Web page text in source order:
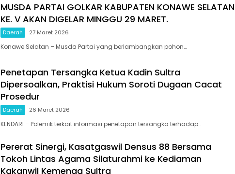
MUSDA PARTAI GOLKAR KABUPATEN KONAWE SELATAN
KE. V AKAN DIGELAR MINGGU 29 MARET.
Daerah 27 Maret 2026
Konawe Selatan – Musda Partai yang berlambangkan pohon…
Penetapan Tersangka Ketua Kadin Sultra
Dipersoalkan, Praktisi Hukum Soroti Dugaan Cacat
Prosedur
Daerah 26 Maret 2026
KENDARI – Polemik terkait informasi penetapan tersangka terhadap…
Pererat Sinergi, Kasatgaswil Densus 88 Bersama
Tokoh Lintas Agama Silaturahmi ke Kediaman
Kakanwil Kemenag Sultra